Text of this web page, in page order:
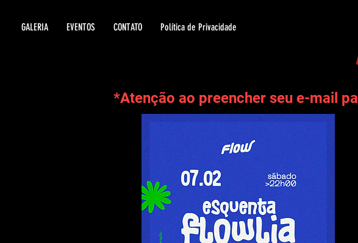
GALERIA EVENTOS CONTATO Política de Privacidade
*Atenção ao preencher seu e-mail